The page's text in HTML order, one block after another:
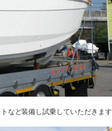
など装備し試乗していただきます